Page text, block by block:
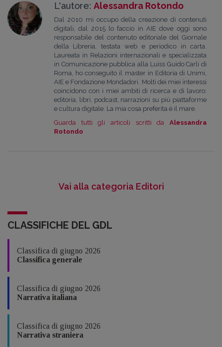
L'autore: Alessandra Rotondo
Dal 2010 mi occupo della creazione di contenuti
digitali, dal 2015 lo faccio in AIE dove oggi sono
responsabile del contenuto editoriale del Giornale
della Libreria, testata web e periodico in carta.
Laureata in Relazioni internazionali e specializzata
in Comunicazione pubblica alla Luiss Guido Carli di
Roma, ho conseguito il master in Editoria di Unimi,
AIE e Fondazione Mondadori. Molti dei miei interessi
coincidono con i miei ambiti di ricerca e di lavoro:
editoria, libri, podcast, narrazioni su più piattaforme
e cultura digitale. La mia cosa preferita è il mare.
Guarda tutti gli articoli scritti da Alessandra
Rotondo
Vai alla categoria Editori
CLASSIFICHE DEL GDL
Classifica di giugno 2026
Classifica generale
Classifica di giugno 2026
Narrativa italiana
Classifica di giugno 2026
Narrativa straniera